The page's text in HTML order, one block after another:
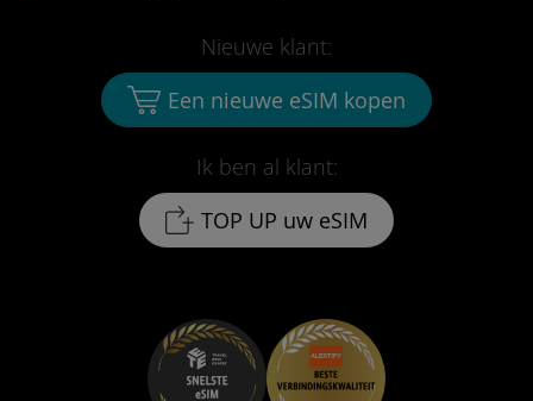
Ik ben al klant:
TOP UP uw eSIM
Nieuwe klant:
Een nieuwe eSIM kopen